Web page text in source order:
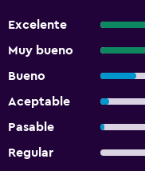
Excelente
Muy bueno
Bueno
Aceptable
Pasable
Regular